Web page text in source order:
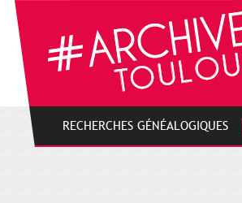
RECHERCHES GÉNÉALOGIQUES
sur les cookies